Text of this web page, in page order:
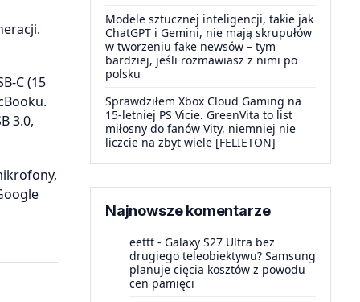
C (15
3.0,
Modele sztucznej inteligencji, takie jak
ChatGPT i Gemini, nie mają skrupułów
w tworzeniu fake newsów – tym
bardziej, jeśli rozmawiasz z nimi po
polsku
Sprawdziłem Xbox Cloud Gaming na
15-letniej PS Vicie. GreenVita to list
miłosny do fanów Vity, niemniej nie
liczcie na zbyt wiele [FELIETON]
Najnowsze komentarze
eettt - Galaxy S27 Ultra bez
drugiego teleobiektywu? Samsung
planuje cięcia kosztów z powodu
cen pamięci